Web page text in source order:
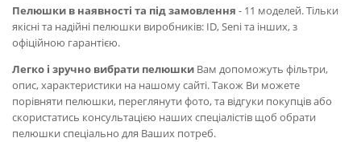
Пелюшки в наявності та під замовлення - 11 моделей. Тільки
якісні та надійні пелюшки виробників: ID, Seni та інших, з
офіційною гарантією.
Легко і зручно вибрати пелюшки Вам допоможуть фільтри,
опис, характеристики на нашому сайті. Також Ви можете
порівняти пелюшки, переглянути фото, та відгуки покупців або
скористатись консультацією наших спеціалістів щоб обрати
пелюшки спеціально для Ваших потреб.